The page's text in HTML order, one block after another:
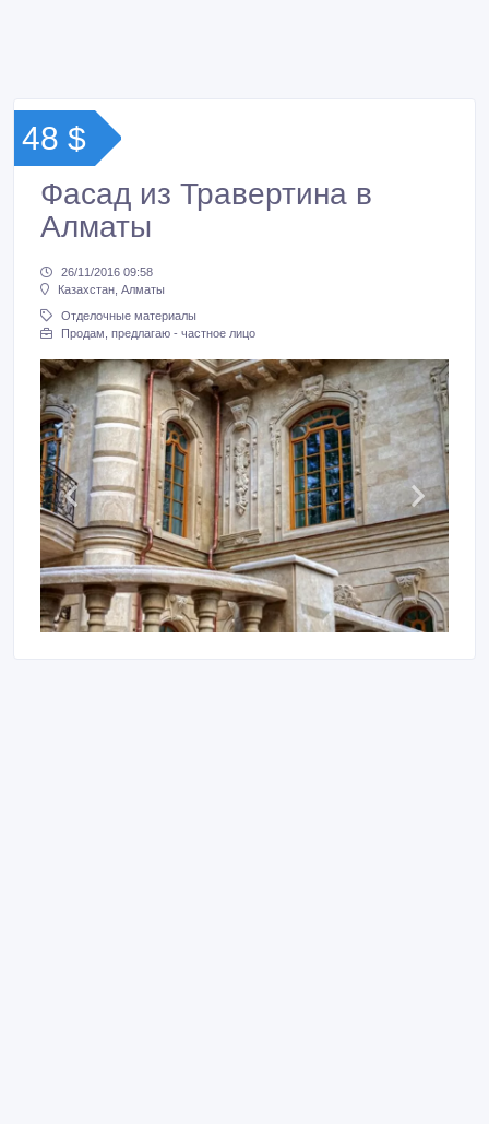
48 $
Фасад из Травертина в
Алматы
26/11/2016 09:58
Казахстан, Алматы
Отделочные материалы
Продам, предлагаю - частное лицо